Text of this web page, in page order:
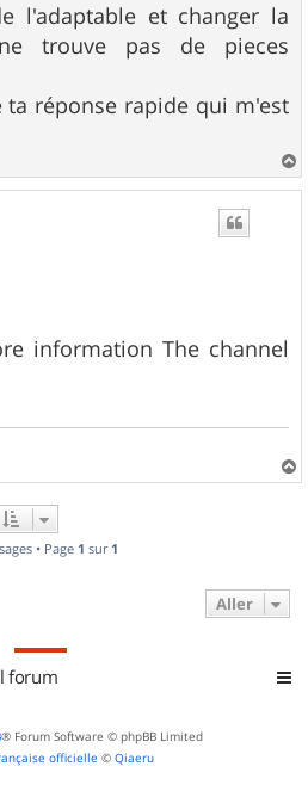
l'adaptable et changer la
trouve pas de pieces
ta réponse rapide qui m'est
a
information The channel
a
• Page 1 sur 1
Aller
forum
® Forum Software © phpBB Limited
officielle © Qiaeru